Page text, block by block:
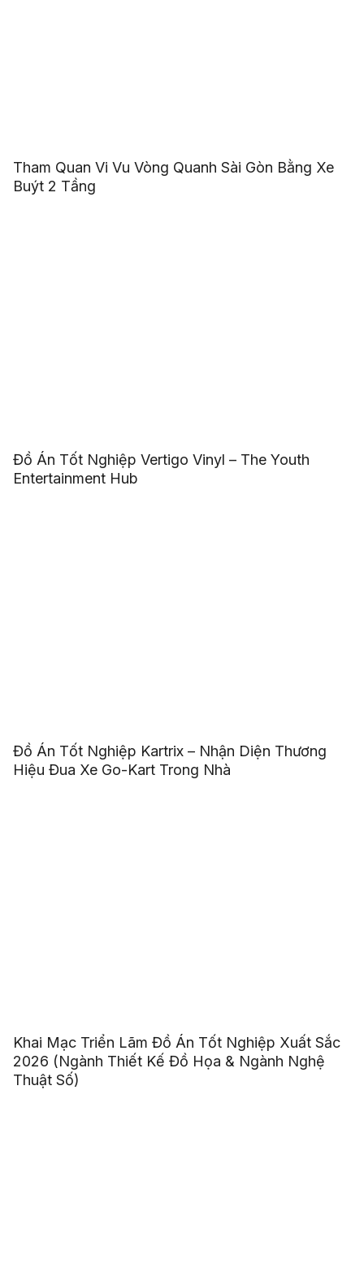
Tham Quan Vi Vu Vòng Quanh Sài Gòn Bằng Xe
Buýt 2 Tầng
Đồ Án Tốt Nghiệp Vertigo Vinyl – The Youth
Entertainment Hub
Đồ Án Tốt Nghiệp Kartrix – Nhận Diện Thương
Hiệu Đua Xe Go-Kart Trong Nhà
Khai Mạc Triển Lãm Đồ Án Tốt Nghiệp Xuất Sắc
2026 (Ngành Thiết Kế Đồ Họa & Ngành Nghệ
Thuật Số)